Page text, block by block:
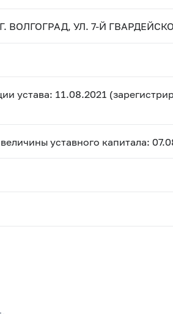
ВОЛГОГРАД, УЛ. 7-Й
устава: 11.08.2021
уставного капитала: